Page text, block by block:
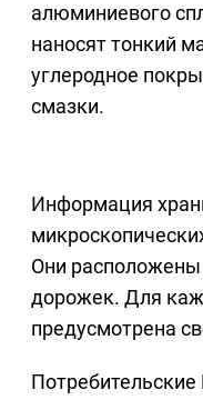
алюминиевого
наносят тонкий
углеродное
смазки.
Информация
Они расположены
дорожек. Для
предусмотрена